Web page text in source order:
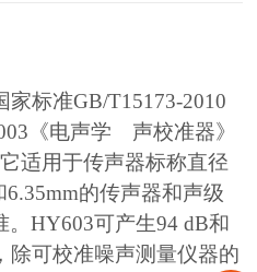
标准GB/T15173-2010
《电声学 声校准器》
适用于传声器标称直径
6.35mm的传声器和声级
HY603可产生94 dB和
除可校准噪声测量仪器的